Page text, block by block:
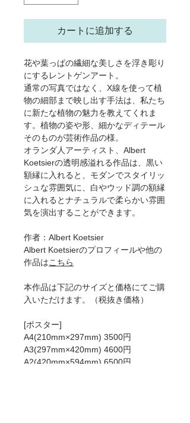
カートに追加する
花や葉っぱの繊細な美しさを浮き彫り
にするレントゲンアート。
通常の写真ではなく、X線を使って植
物の細部まで映し出す手法は、私たち
に新たな植物の魅力を教えてくれま
す。植物の姿や形、細かなディテール
そのものが芸術作品の様。
オランダ人アーティスト、Albert
Koetsierの透明感溢れる作品は、黒い
額縁に入れると、モダンでスタイリッ
シュな雰囲気に、白やウッド調の額縁
に入れるとナチュラルで柔らかい雰囲
気を演出することができます。
作者：Albert Koetsier
Albert Koetsierのプロフィールや他の
作品はこちら
本作品は下記のサイズと価格にてご購
入いただけます。（税抜き価格）
[ポスター]
A4(210mm×297mm) 3500円
A3(297mm×420mm) 4600円
A2(420mm×594mm) 6500円